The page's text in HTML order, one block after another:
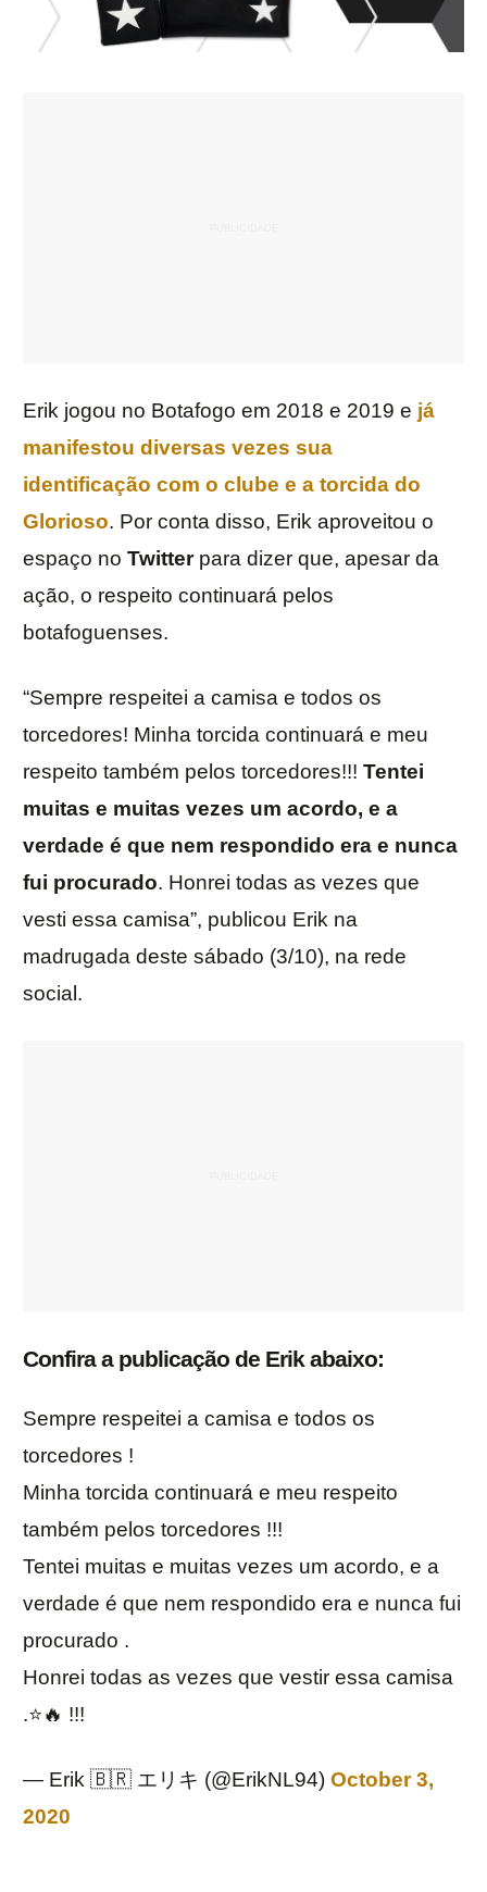
Erik jogou no Botafogo em 2018 e 2019 e já
manifestou diversas vezes sua
identificação com o clube e a torcida do
Glorioso. Por conta disso, Erik aproveitou o
espaço no Twitter para dizer que, apesar da
ação, o respeito continuará pelos
botafoguenses.
“Sempre respeitei a camisa e todos os
torcedores! Minha torcida continuará e meu
respeito também pelos torcedores!!! Tentei
muitas e muitas vezes um acordo, e a
verdade é que nem respondido era e nunca
fui procurado. Honrei todas as vezes que
vesti essa camisa”, publicou Erik na
madrugada deste sábado (3/10), na rede
social.
Confira a publicação de Erik abaixo:
Sempre respeitei a camisa e todos os
torcedores !
Minha torcida continuará e meu respeito
também pelos torcedores !!!
Tentei muitas e muitas vezes um acordo, e a
verdade é que nem respondido era e nunca fui
procurado .
Honrei todas as vezes que vestir essa camisa
.⭐️🔥 !!!
— Erik 🇧🇷 エリキ (@ErikNL94) October 3,
2020